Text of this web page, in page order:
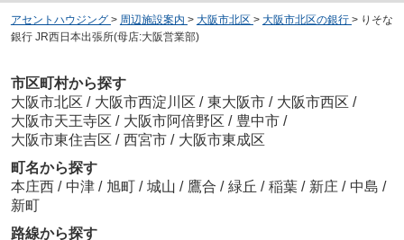
アセントハウジング > 周辺施設案内 > 大阪市北区 > 大阪市北区の銀行 > りそな
銀行 JR西日本出張所(母店:大阪営業部)
市区町村から探す
大阪市北区 / 大阪市西淀川区 / 東大阪市 / 大阪市西区 /
大阪市天王寺区 / 大阪市阿倍野区 / 豊中市 /
大阪市東住吉区 / 西宮市 / 大阪市東成区
町名から探す
本庄西 / 中津 / 旭町 / 城山 / 鷹合 / 緑丘 / 稲葉 / 新庄 / 中島 /
新町
路線から探す